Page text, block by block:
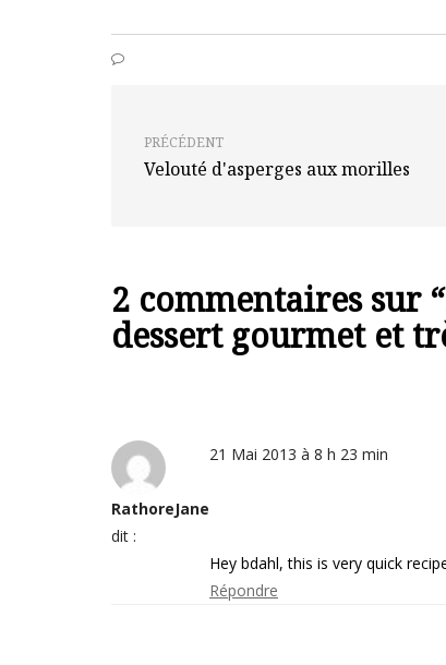
PRÉCÉDENT
Velouté d'asperges aux morilles
2 commentaires sur “
dessert gourmet et
RathoreJane
dit :
21 Mai 2013 à 8 h 23 min
Hey bdahl, this is very quick
Répondre